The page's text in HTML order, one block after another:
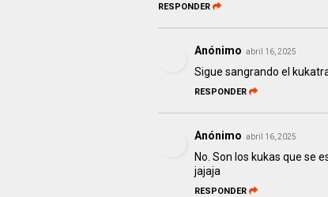
RESPONDER
Anónimo abril 16, 2025
Sigue sangrando el
RESPONDER
Anónimo abril 16, 2025
No. Son los kukas que se
jajaja
RESPONDER